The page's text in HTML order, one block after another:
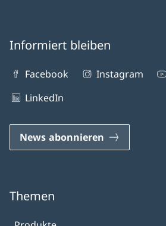
Informiert bleiben
Facebook Instagram
LinkedIn
News abonnieren
Themen